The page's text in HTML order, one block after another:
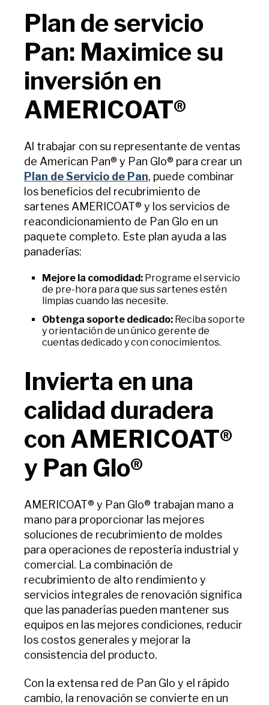
Plan de servicio
Pan: Maximice su
inversión en
AMERICOAT®
A l trabajar con su representante de ventas
de American Pan® y Pan Glo® para crear un
Plan de Servicio de Pan, puede combinar
los beneficios del recubrimiento de
sartenes AMERICOAT® y los servicios de
reacondicionamiento de Pan Glo en un
paquete completo. Este plan ayuda a las
panaderías:
Mejore la comodidad: Programe el servicio
de pre-hora para que sus sartenes estén
limpias cuando las necesite.
Obtenga soporte dedicado: Reciba soporte
y orientación de un único gerente de
cuentas dedicado y con conocimientos.
Invierta en una
calidad duradera
con AMERICOAT®
y Pan Glo®
AMERICOAT® y Pan Glo® trabajan mano a
mano para proporcionar las mejores
soluciones de recubrimiento de moldes
para operaciones de repostería industrial y
comercial. La combinación de
recubrimiento de alto rendimiento y
servicios integrales de renovación significa
que las panaderías pueden mantener sus
equipos en las mejores condiciones, reducir
los costos generales y mejorar la
consistencia del producto.
Con la extensa red de Pan Glo y el rápido
cambio, la renovación se convierte en un